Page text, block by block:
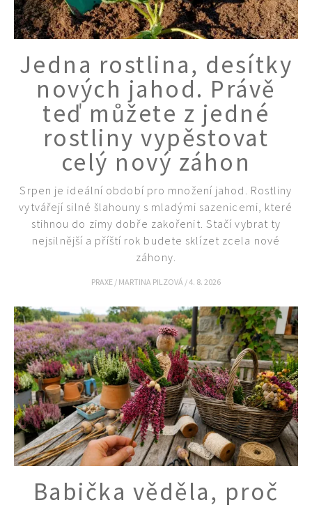
Jedna rostlina, desítky
nových jahod. Právě
teď můžete z jedné
rostliny vypěstovat
celý nový záhon
Srpen je ideální období pro množení jahod. Rostliny
vytvářejí silné šlahouny s mladými sazenicemi, které
stihnou do zimy dobře zakořenit. Stačí vybrat ty
nejsilnější a příští rok budete sklízet zcela nové
záhony.
PRAXE / MARTINA PILZOVÁ /4. 8. 2026
Babička věděla, proč